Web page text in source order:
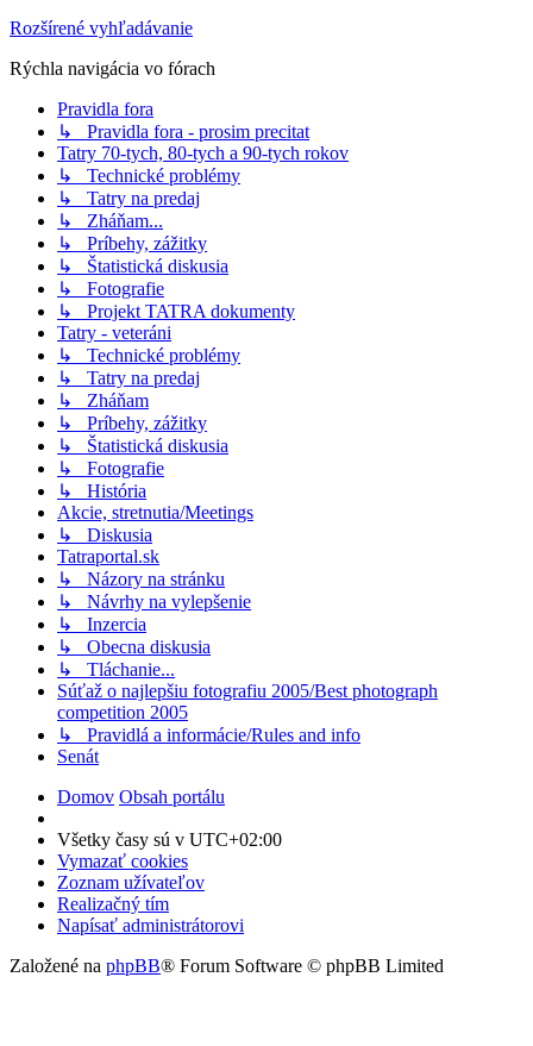
Rozšírené vyhľadávanie
Rýchla navigácia vo fórach
Pravidla fora
↳ Pravidla fora - prosim precitat
Tatry 70-tych, 80-tych a 90-tych rokov
↳ Technické problémy
↳ Tatry na predaj
↳ Zháňam...
↳ Príbehy, zážitky
↳ Štatistická diskusia
↳ Fotografie
↳ Projekt TATRA dokumenty
Tatry - veteráni
↳ Technické problémy
↳ Tatry na predaj
↳ Zháňam
↳ Príbehy, zážitky
↳ Štatistická diskusia
↳ Fotografie
↳ História
Akcie, stretnutia/Meetings
↳ Diskusia
Tatraportal.sk
↳ Názory na stránku
↳ Návrhy na vylepšenie
↳ Inzercia
↳ Obecna diskusia
↳ Tláchanie...
Súťaž o najlepšiu fotografiu 2005/Best photograph
competition 2005
↳ Pravidlá a informácie/Rules and info
Senát
Domov Obsah portálu
Všetky časy sú v UTC+02:00
Vymazať cookies
Zoznam užívateľov
Realizačný tím
Napísať administrátorovi
Založené na phpBB® Forum Software © phpBB Limited